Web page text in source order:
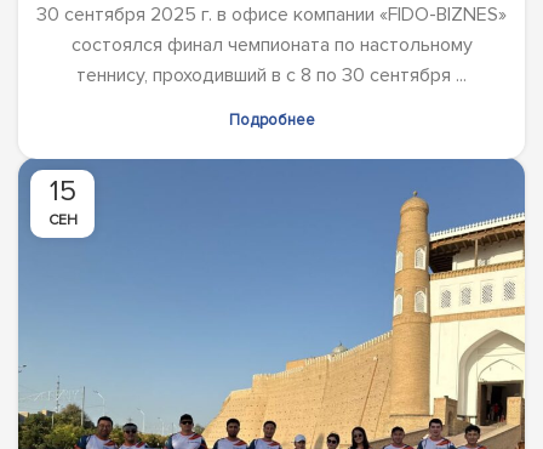
30 сентября 2025 г. в офисе компании «FIDO-BIZNES»
состоялся финал чемпионата по настольному
теннису, проходивший в c 8 по 30 сентября ...
Подробнее
15
СЕН